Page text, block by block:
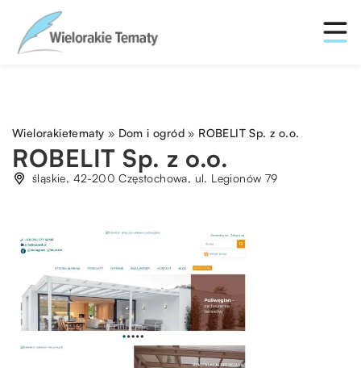
Wielorakietematy » Dom i ogród » ROBELIT Sp. z o.o.
ROBELIT Sp. z o.o.
śląskie, 42-200 Częstochowa, ul. Legionów 79